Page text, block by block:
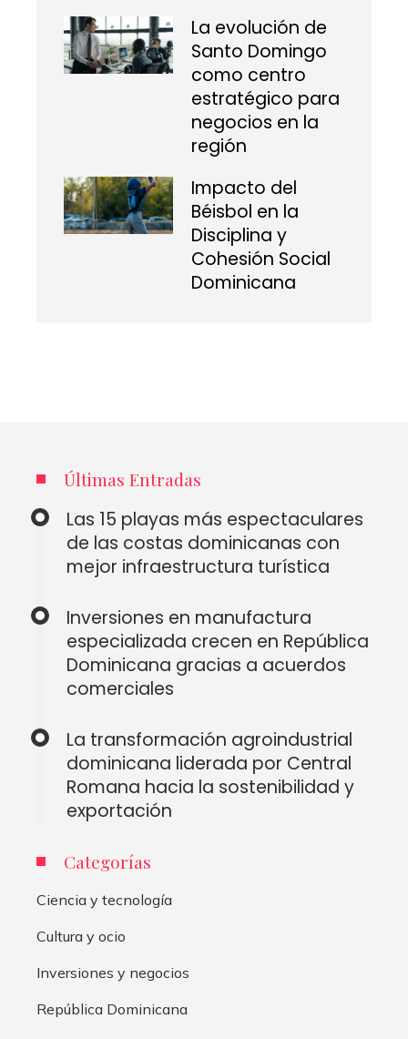
La evolución de
Santo Domingo
como centro
estratégico para
negocios en la
región
Impacto del
Béisbol en la
Disciplina y
Cohesión Social
Dominicana
Últimas Entradas
Las 15 playas más espectaculares
de las costas dominicanas con
mejor infraestructura turística
Inversiones en manufactura
especializada crecen en República
Dominicana gracias a acuerdos
comerciales
La transformación agroindustrial
dominicana liderada por Central
Romana hacia la sostenibilidad y
exportación
Categorías
Ciencia y tecnología
Cultura y ocio
Inversiones y negocios
República Dominicana